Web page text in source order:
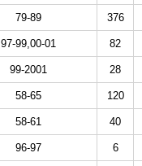
79-89 376
97-99,00-01 82
99-2001 28
58-65 120
58-61 40
96-97 6